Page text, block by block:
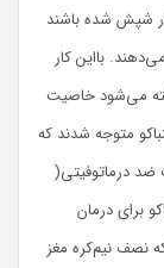
شپش شده باشند
بااین کار
می‌شود خاصیت
متوجه شدند که
ضد درماتوفیتی(
برای درمان
نصف نیم‌کره مغز